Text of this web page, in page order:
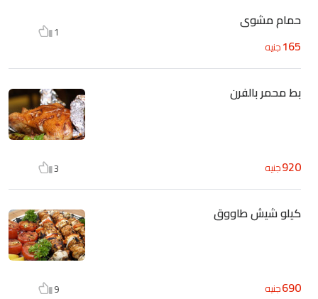
حمام مشوى
165جنيه
1
بط محمر بالفرن
920جنيه 3
كيلو شيش طاووق
690جنيه 9